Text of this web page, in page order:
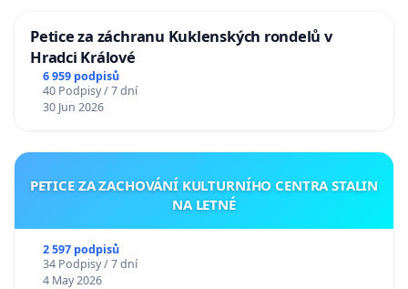
Petice za záchranu Kuklenských rondelů v
Hradci Králové
6 959 podpisů
40 Podpisy / 7 dní
30 Jun 2026
PETICE ZA ZACHOVÁNÍ KULTURNÍHO CENTRA STALIN
NA LETNÉ
2 597 podpisů
34 Podpisy / 7 dní
4 May 2026